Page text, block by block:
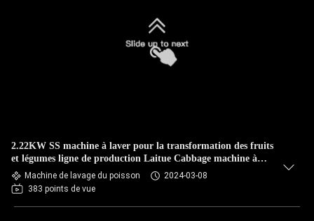
2.22KW SS machine à laver pour la transformation des fruits
et légumes ligne de production Laitue Cabbage machine à
laver à l'air
Machine de lavage du poisson
2024-03-08
383 points de vue